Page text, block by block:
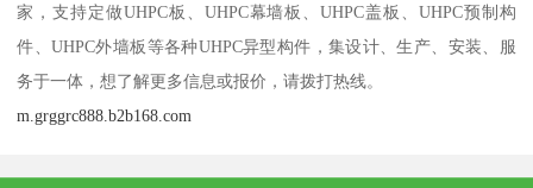
家，支持定做UHPC板、UHPC幕墙板、UHPC盖板、UHPC预制构
件、UHPC外墙板等各种UHPC异型构件，集设计、生产、安装、服
务于一体，想了解更多信息或报价，请拨打热线。
m.grggrc888.b2b168.com